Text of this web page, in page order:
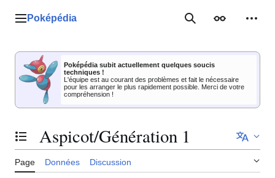
Menu principal
Poképédia RechercherApparence
Poképédia subit actuellement quelques soucis
techniques !
L'équipe est au courant des problèmes et fait le nécessaire
pour les arranger le plus rapidement possible. Merci de votre
compréhension !
Basculer la table des matières
Aspicot/Génération 1
Page Données Discussion